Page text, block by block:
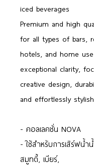
iced beverages
Premium and high
for all types of bars,
hotels, and home
exceptional clarity,
creative design,
and effortlessly stylish
- คอลเลคชั่น NOVA
- ใช้สำหรับการเสิร์ฟน้ำ
สมูทตี้, เบียร์,